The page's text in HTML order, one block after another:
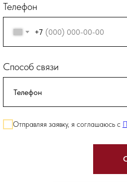
Телефон
+7
Способ связи
Отправляя заявку, я соглашаюсь с